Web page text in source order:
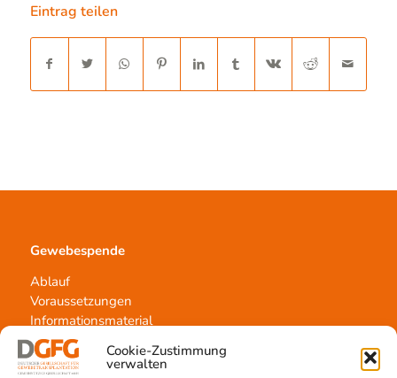
Cookie-Zustimmung
verwalten
Eintrag teilen
Gewebespende
Ablauf
Voraussetzungen
Informationsmaterial